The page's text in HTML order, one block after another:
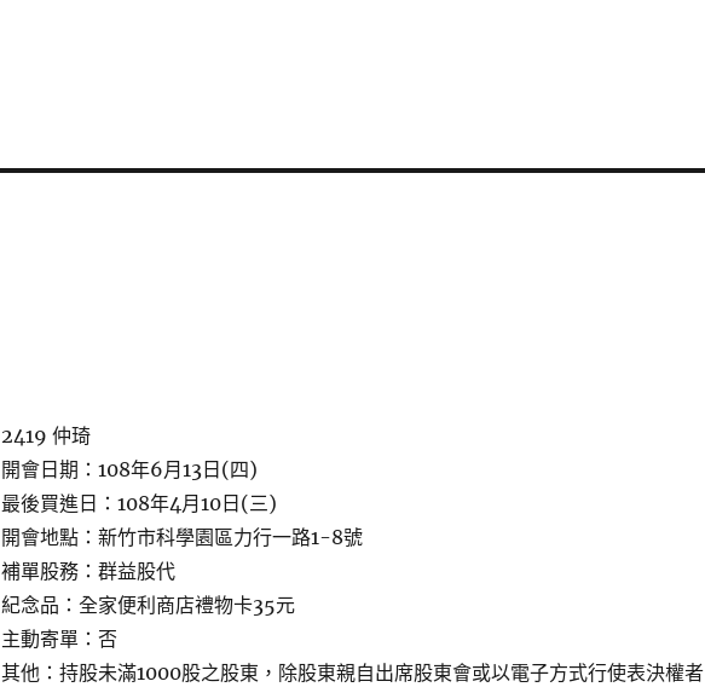
2419 仲琦
開會日期：108年6月13日(四)
最後買進日：108年4月10日(三)
開會地點：新竹市科學園區力行一路1-8號
補單股務：群益股代
紀念品：全家便利商店禮物 卡35元
主動寄單：否
其他：持股未滿1000股之股東，除股東親自出席股東會或以電子方式行使表決權者